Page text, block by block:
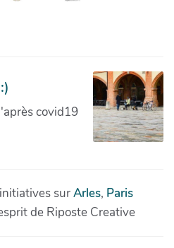
covid19
surArles, Paris
de Riposte Creative